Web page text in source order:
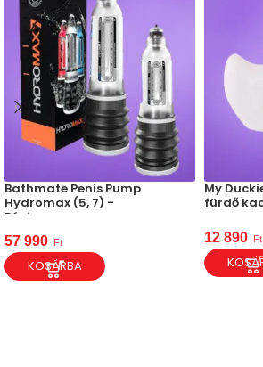
Bathmate Penis Pump
Hydromax (5, 7) -
Péniszpumpa
57 990 Ft
KOSÁRBA
My
fürdő
12 890 Ft